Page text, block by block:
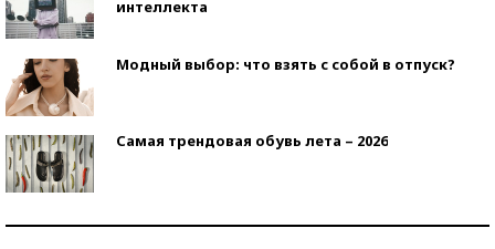
интеллекта
Модный выбор: что взять с собой в отпуск?
Самая трендовая обувь лета – 2026